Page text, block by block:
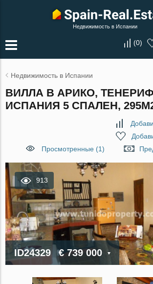
Недвижимость в Испании
(0)
Недвижимость в Испании
ВИЛЛА В АРИКО,
ИСПАНИЯ 5 СПАЛЕН,
Просмотренные (1)
913
ID24329 € 739 000